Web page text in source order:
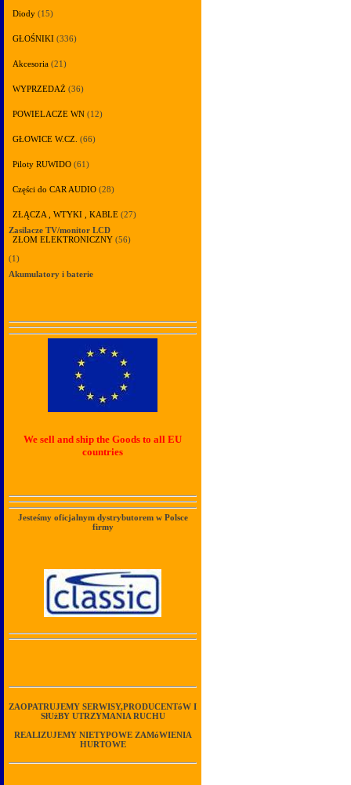
Diody (15)
GŁOŚNIKI (336)
Akcesoria (21)
WYPRZEDAŻ (36)
POWIELACZE WN (12)
GŁOWICE W.CZ. (66)
Piloty RUWIDO (61)
Części do CAR AUDIO (28)
ZŁĄCZA , WTYKI , KABLE (27)
Zasilacze TV/monitor LCD
ZŁOM ELEKTRONICZNY (56)
(1)
Akumulatory i baterie
We sell and ship the Goods to all EU
countries
Jesteśmy oficjalnym dystrybutorem w Polsce
firmy
ZAOPATRUJEMY SERWISY,PRODUCENTóW I
SłUżBY UTRZYMANIA RUCHU
REALIZUJEMY NIETYPOWE ZAMóWIENIA
HURTOWE